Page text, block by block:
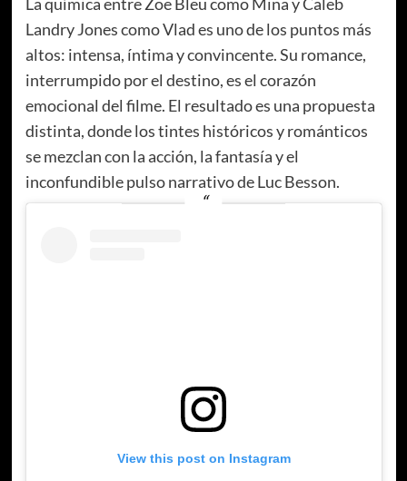
Landry Jones como Vlad es uno de los puntos más
altos: intensa, íntima y convincente. Su romance,
interrumpido por el destino, es el corazón
emocional del filme. El resultado es una propuesta
distinta, donde los tintes históricos y románticos
se mezclan con la acción, la fantasía y el
inconfundible pulso narrativo de Luc Besson.
View this post on Instagram